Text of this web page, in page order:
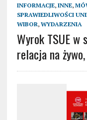
INFORMACJE, INNE,
SPRAWIEDLIWOŚCI
WIBOR, WYDARZENIA
Wyrok TSUE w
relacja na